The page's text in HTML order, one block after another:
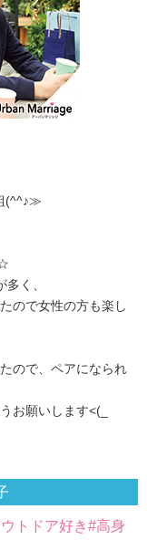
く、
ので女性の方も楽し
ので、ペアになられ
お願いします<(_
トドア好き#高身